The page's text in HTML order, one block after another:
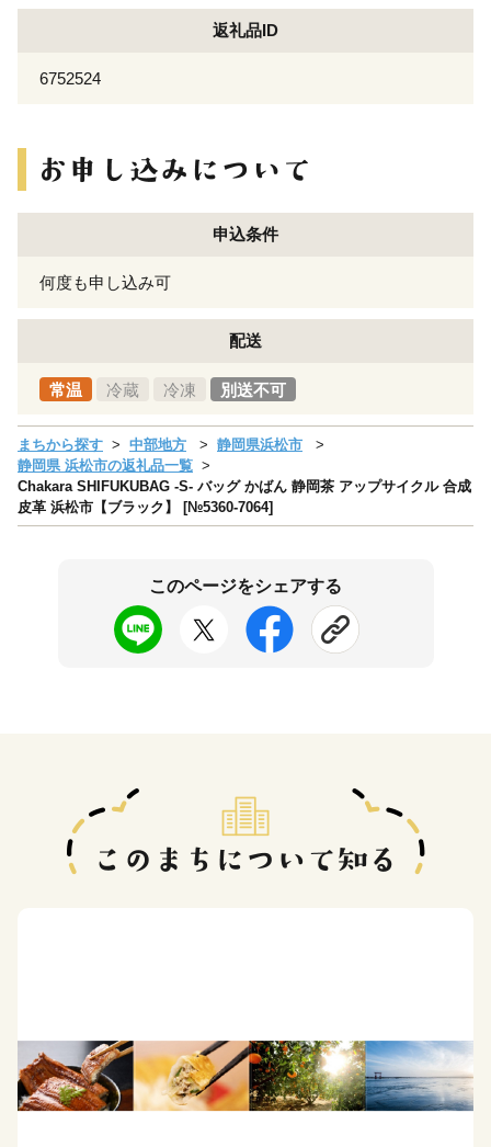
返礼品ID
6752524
申込条件
何度も申し込み可
配送
常温 冷蔵 冷凍 別送不可
まちから探す 中部地方
静岡県浜松市
静岡県 浜松市の返礼品一覧
Chakara SHIFUKUBAG -S- バッグ かばん 静岡茶 アップサイクル 合成
皮革 浜松市【ブラック】 [№5360-7064]
このページをシェアする